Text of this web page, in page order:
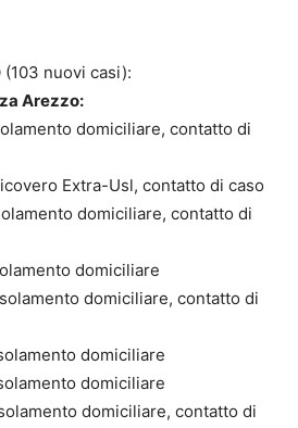
(103 nuovi casi):
Arezzo:
domiciliare, contatto di
Extra-Usl, contatto di caso
domiciliare, contatto di
domiciliare
domiciliare, contatto di
domiciliare
domiciliare
domiciliare, contatto di